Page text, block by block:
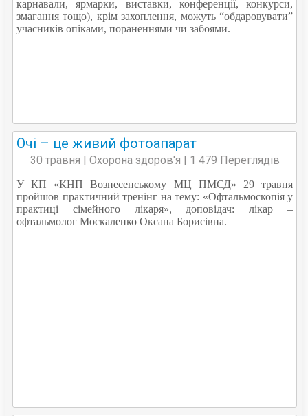
карнавали, ярмарки, виставки, конференції, конкурси,
змагання тощо), крім захоплення, можуть “обдаровувати”
учасників опіками, пораненнями чи забоями.
Очі – це живий фотоапарат
30 травня | Охорона здоров'я | 1 479 Переглядів
У КП «КНП Вознесенському МЦ ПМСД» 29 травня
пройшов практичний тренінг на тему: «Офтальмоскопія у
практиці сімейного лікаря», доповідач: лікар –
офтальмолог Москаленко Оксана Борисівна.